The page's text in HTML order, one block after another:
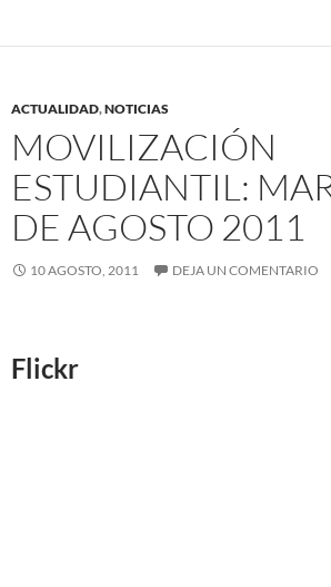
ACTUALIDAD,NOTICIAS
MOVILIZACIÓN
ESTUDIANTIL:
DE AGOSTO 2011
10 AGOSTO, 2011 DEJA UN COMENTARIO
Flickr